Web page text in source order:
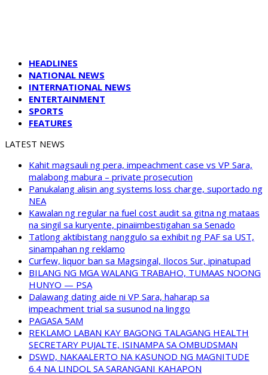
HEADLINES
NATIONAL NEWS
INTERNATIONAL NEWS
ENTERTAINMENT
SPORTS
FEATURES
LATEST NEWS
Kahit magsauli ng pera, impeachment case vs VP Sara,
malabong mabura – private prosecution
Panukalang alisin ang systems loss charge, suportado ng
NEA
Kawalan ng regular na fuel cost audit sa gitna ng mataas
na singil sa kuryente, pinaiimbestigahan sa Senado
Tatlong aktibistang nanggulo sa exhibit ng PAF sa UST,
sinampahan ng reklamo
Curfew, liquor ban sa Magsingal, Ilocos Sur, ipinatupad
BILANG NG MGA WALANG TRABAHO, TUMAAS NOONG
HUNYO — PSA
Dalawang dating aide ni VP Sara, haharap sa
impeachment trial sa susunod na linggo
PAGASA 5AM
REKLAMO LABAN KAY BAGONG TALAGANG HEALTH
SECRETARY PUJALTE, ISINAMPA SA OMBUDSMAN
DSWD, NAKAALERTO NA KASUNOD NG MAGNITUDE
6.4 NA LINDOL SA SARANGANI KAHAPON